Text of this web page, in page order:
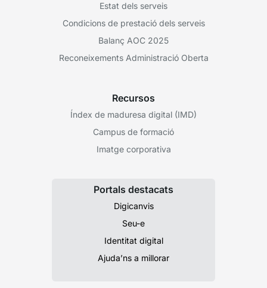
Estat dels serveis
Condicions de prestació dels serveis
Balanç AOC 2025
Reconeixements Administració Oberta
Recursos
Índex de maduresa digital (IMD)
Campus de formació
Imatge corporativa
Portals destacats
Digicanvis
Seu-e
Identitat digital
Ajuda’ns a millorar